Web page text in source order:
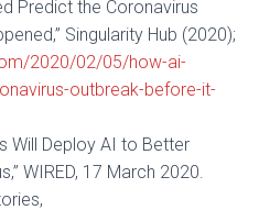
Predict the Coronavirus
Singularity Hub (2020);
2020/02/05/how-ai-
outbreak-before-it-
Will Deploy AI to Better
WIRED, 17 March 2020.